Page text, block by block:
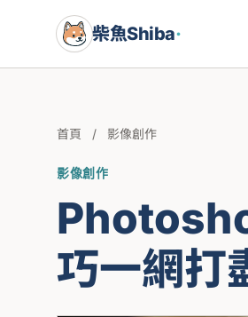
柴魚Shiba·
首頁 / 影像創作
影像創作
巧一網打